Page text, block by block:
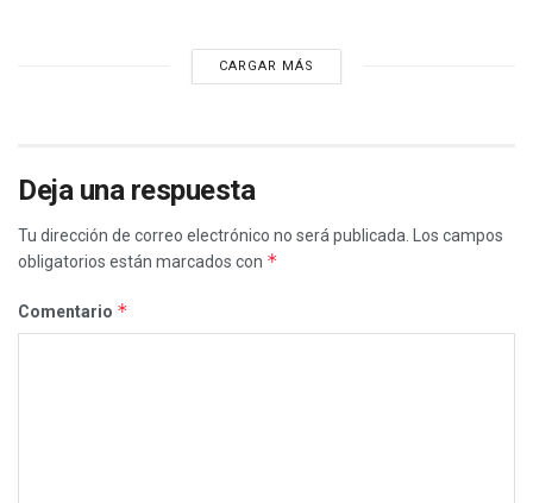
CARGAR MÁS
Deja una respuesta
Tu dirección de correo electrónico no será publicada.
Los campos
obligatorios están marcados con *
Comentario *